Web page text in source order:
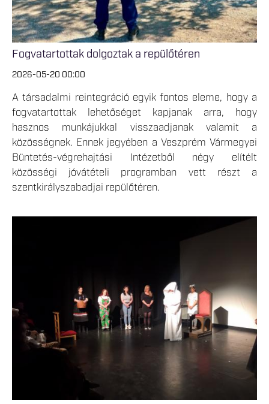
Fogvatartottak dolgoztak a repülőtéren
2026-05-20 00:00
A társadalmi reintegráció egyik fontos eleme, hogy a
fogvatartottak lehetőséget kapjanak arra, hogy
hasznos munkájukkal visszaadjanak valamit a
közösségnek. Ennek jegyében a Veszprém Vármegyei
Büntetés-végrehajtási Intézetből négy elítélt
közösségi jóvátételi programban vett részt a
szentkirályszabadjai repülőtéren.